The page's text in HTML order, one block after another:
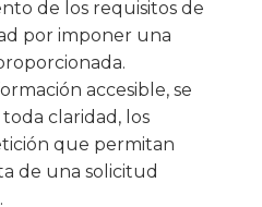
de los requisitos de
por imponer una
accesible, se
claridad, los
que permitan
de una solicitud